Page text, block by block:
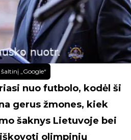
„Google“
nuo futbolo, kodėl ši
gerus žmones, kiek
šaknys Lietuvoje bei
olimpinių